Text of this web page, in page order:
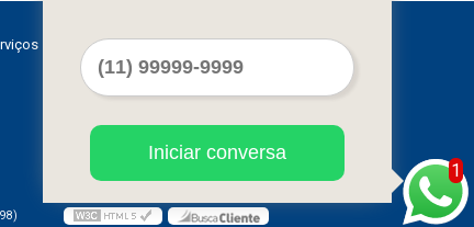
Contato Mapa do site
1
Iniciar conversa